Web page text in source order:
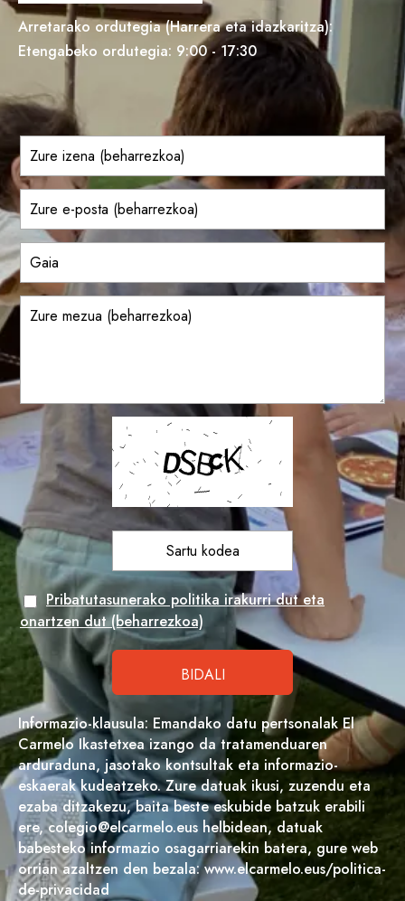
Arretarako ordutegia (Harrera eta idazkaritza):
Etengabeko ordutegia: 9:00 - 17:30
Pribatutasunerako politika irakurri dut eta
onartzen dut (beharrezkoa)
Informazio-klausula: Emandako datu pertsonalak El
Carmelo Ikastetxea izango da tratamenduaren
arduraduna, jasotako kontsultak eta informazio-
eskaerak kudeatzeko. Zure datuak ikusi, zuzendu eta
ezaba ditzakezu, baita beste eskubide batzuk erabili
ere, colegio@elcarmelo.eus helbidean, datuak
babesteko informazio osagarriarekin batera, gure web
orrian azaltzen den bezala: www.elcarmelo.eus/politica-
de-privacidad